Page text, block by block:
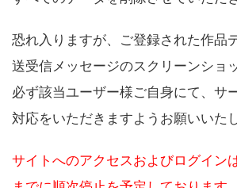
恐れ入りますが、ご登録された作品
送受信メッセージのスクリーンショ
必ず該当ユーザー様ご自身にて、サ
対応をいただきますようお願いいた
サイトへのアクセスおよびログイン